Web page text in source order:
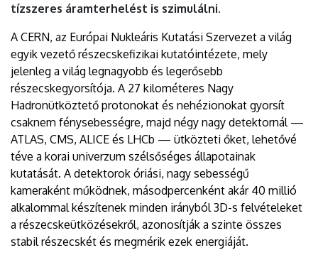
tízszeres áramterhelést is szimulálni.
A CERN, az Európai Nukleáris Kutatási Szervezet a világ
egyik vezető részecskefizikai kutatóintézete, mely
jelenleg a világ legnagyobb és legerősebb
részecskegyorsítója. A 27 kilométeres Nagy
Hadronütköztető protonokat és nehézionokat gyorsít
csaknem fénysebességre, majd négy nagy detektornál —
ATLAS, CMS, ALICE és LHCb — ütközteti őket, lehetővé
téve a korai univerzum szélsőséges állapotainak
kutatását. A detektorok óriási, nagy sebességű
kameraként működnek, másodpercenként akár 40 millió
alkalommal készítenek minden irányból 3D-s felvételeket
a részecskeütközésekről, azonosítják a szinte összes
stabil részecskét és megmérik ezek energiáját.